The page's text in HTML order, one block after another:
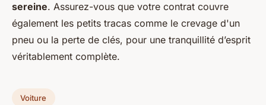
sereine. Assurez-vous que votre contrat couvre
également les petits tracas comme le crevage d'un
pneu ou la perte de clés, pour une tranquillité d’esprit
véritablement complète.
Voiture